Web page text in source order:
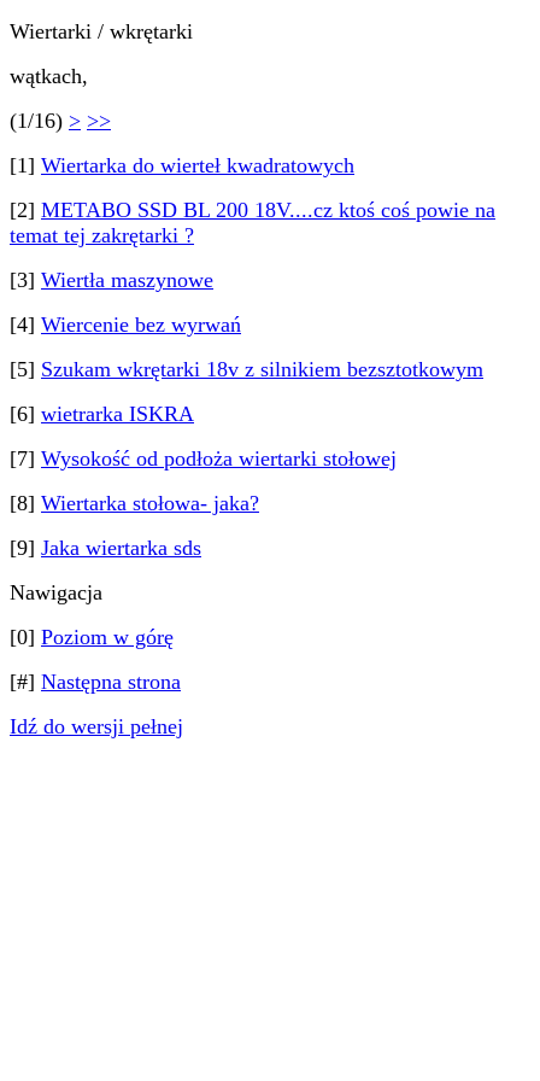
Wiertarki / wkrętarki
wątkach,
(1/16) > >>
[1] Wiertarka do wierteł kwadratowych
[2] METABO SSD BL 200 18V....cz ktoś coś powie na
temat tej zakrętarki ?
[3] Wiertła maszynowe
[4] Wiercenie bez wyrwań
[5] Szukam wkrętarki 18v z silnikiem bezsztotkowym
[6] wietrarka ISKRA
[7] Wysokość od podłoża wiertarki stołowej
[8] Wiertarka stołowa- jaka?
[9] Jaka wiertarka sds
Nawigacja
[0] Poziom w górę
[#] Następna strona
Idź do wersji pełnej